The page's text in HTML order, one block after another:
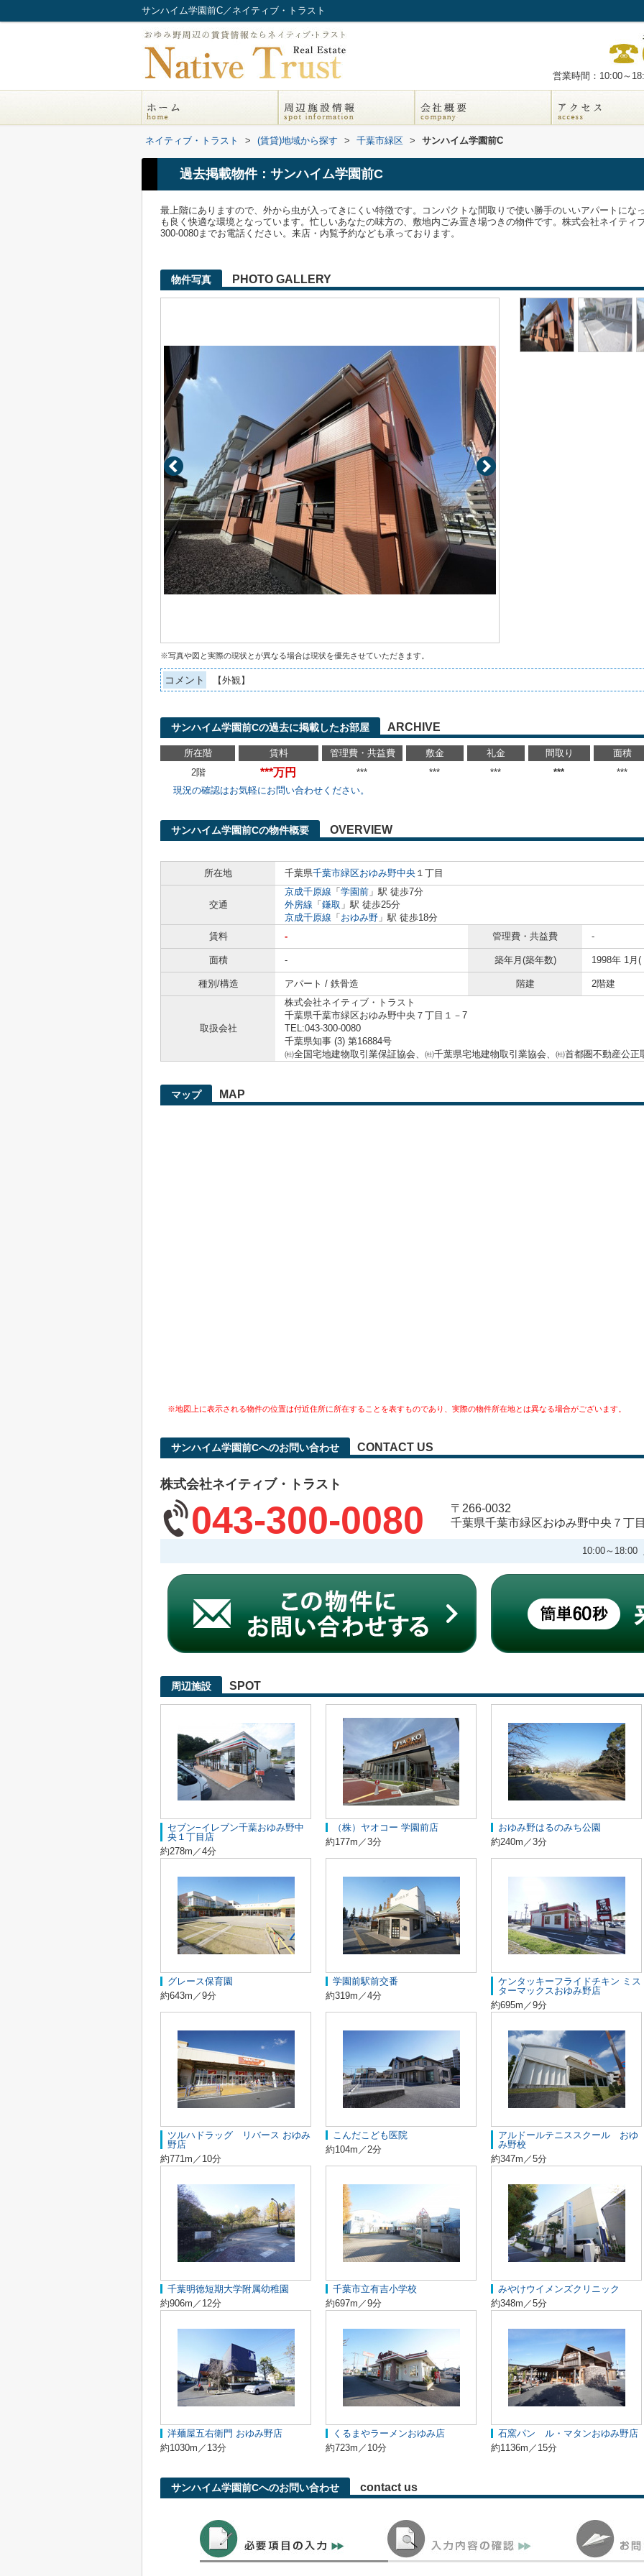
サンハイム学園前C／ネイティブ・トラスト
営業時間：10:00～
ネイティブ・トラスト > (賃貸)地域から探す > 千葉市緑区 > サンハイム学園前C
過去掲載物件：サンハイム学園前C
最上階にありますので、外から虫が入ってきにくい特徴です。コンパクトな間取りで使い勝手のいいアパートにな
も良く快適な環境となっています。忙しいあなたの味方の、敷地内ごみ置き場つきの物件です。株式会社ネイティ
300-0080までお電話ください。来店・内覧予約なども承っております。
物件写真 PHOTO GALLERY
※写真や図と実際の現状とが異なる場合は現状を優先させていただきます。
コメント 【外観】
サンハイム学園前Cの過去に掲載したお部屋 ARCHIVE
所在階 賃料 管理費・共益費 敷金 礼金 間取り 面積
2階
***万円 *** *** *** *** ***
現況の確認はお気軽にお問い合わせください。
サンハイム学園前Cの物件概要 OVERVIEW
所在地
千葉県千葉市緑区おゆみ野中央 １丁目
交通
京成千原線 「 学園前 」駅 徒歩7分
外房線 「 鎌取 」駅 徒歩25分
京成千原線 「 おゆみ野 」駅 徒歩18分
賃料
- 管理費・共益費 -
面積 - 築年月(築年数) 1998年 1月
種別/構造 アパート / 鉄骨造 階建 2階建
取扱会社
株式会社ネイティブ・トラスト
千葉県千葉市緑区おゆみ野中央７丁目１－7
TEL:043-300-0080
千葉県知事 (3) 第16884号
㈳全国宅地建物取引業保証協会、㈳千葉県宅地建物取引業協会、㈳首都圏不動産公正
マップ MAP
※地図上に表示される物件の位置は付近住所に所在することを表すものであり、実際の物件所在地とは異なる場合がございます。
サンハイム学園前Cへのお問い合わせ CONTACT US
株式会社ネイティブ・トラスト
043-300-0080
〒266-0032
千葉県千葉市緑区おゆみ野中央７丁
10:00～18:00
周辺施設 SPOT
セブン−イレブン千葉おゆみ野中
央１丁目店
約278m／4分
（株）ヤオコー 学園前店
約177m／3分
おゆみ野はるのみち公園
約240m／3分
グレース保育園
約643m／9分
学園前駅前交番
約319m／4分
ケンタッキーフライドチキン ミス
ターマックスおゆみ野店
約695m／9分
ツルハドラッグ リバース おゆみ
野店
約771m／10分
こんだこども医院
約104m／2分
アルドールテニススクール おゆ
み野校
約347m／5分
千葉明徳短期大学附属幼稚園
約906m／12分
千葉市立有吉小学校
約697m／9分
みやけウイメンズクリニック
約348m／5分
洋麺屋五右衛門 おゆみ野店
約1030m／13分
くるまやラーメンおゆみ店
約723m／10分
石窯パン ル・マタンおゆみ野店
約1136m／15分
サンハイム学園前Cへのお問い合わせ contact us